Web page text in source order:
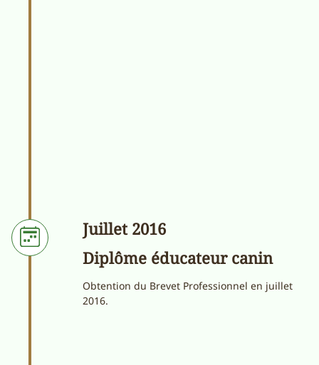
Juillet 2016
Diplôme éducateur canin
Obtention du Brevet Professionnel en juillet
2016.